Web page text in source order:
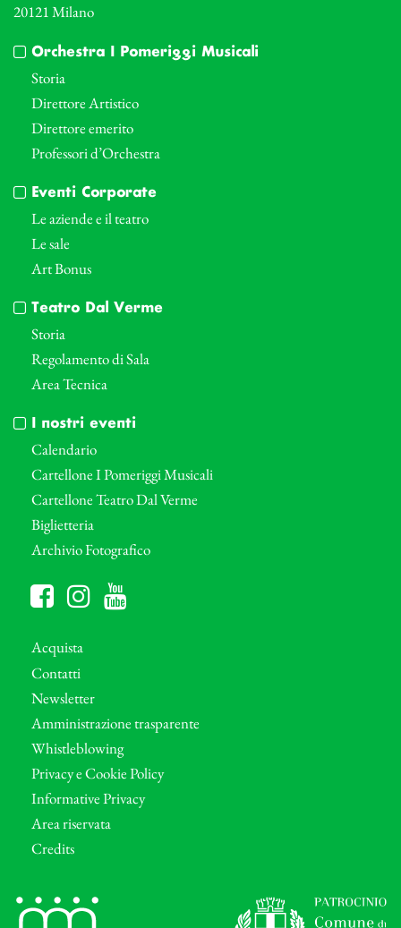
20121 Milano
Orchestra I Pomeriggi Musicali
Storia
Direttore Artistico
Direttore emerito
Professori d’Orchestra
Eventi Corporate
Le aziende e il teatro
Le sale
Art Bonus
Teatro Dal Verme
Storia
Regolamento di Sala
Area Tecnica
I nostri eventi
Calendario
Cartellone I Pomeriggi Musicali
Cartellone Teatro Dal Verme
Biglietteria
Archivio Fotografico
Acquista
Contatti
Newsletter
Amministrazione trasparente
Whistleblowing
Privacy e Cookie Policy
Informative Privacy
Area riservata
Credits